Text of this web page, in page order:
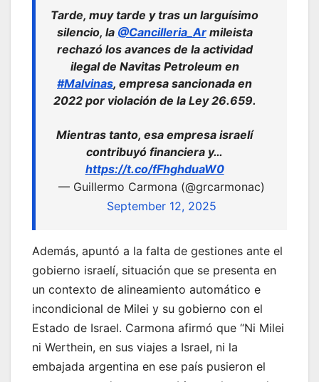
Tarde, muy tarde y tras un larguísimo
silencio, la @Cancilleria_Armileista
rechazó los avances de la actividad
ilegal de Navitas Petroleum en
#Malvinas, empresa sancionada en
2022 por violación de la Ley 26.659.
Mientras tanto, esa empresa israelí
contribuyó financiera y…
https://t.co/fFhghduaW0
— Guillermo Carmona (@grcarmonac)
September 12, 2025
Además, apuntó a la falta de gestiones ante el
gobierno israelí, situación que se presenta en
un contexto de alineamiento automático e
incondicional de Milei y su gobierno con el
Estado de Israel. Carmona afirmó que “Ni Milei
ni Werthein, en sus viajes a Israel, ni la
embajada argentina en ese país pusieron el